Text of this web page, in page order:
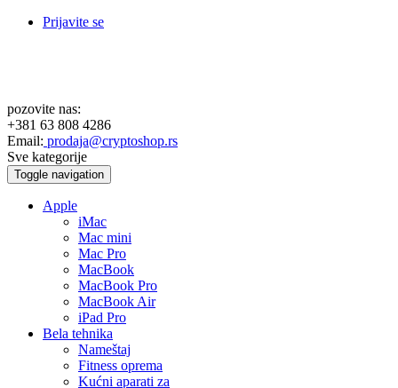
Prijavite se
pozovite nas:
+381 63 808 4286
Email: prodaja@cryptoshop.rs
Sve kategorije
Toggle navigation
Apple
iMac
Mac mini
Mac Pro
MacBook
MacBook Pro
MacBook Air
iPad Pro
Bela tehnika
Nameštaj
Fitness oprema
Kućni aparati za